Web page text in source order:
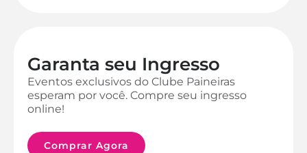
Garanta seu Ingresso
Eventos exclusivos do Clube Paineiras
esperam por você. Compre seu ingresso
online!
Comprar Agora